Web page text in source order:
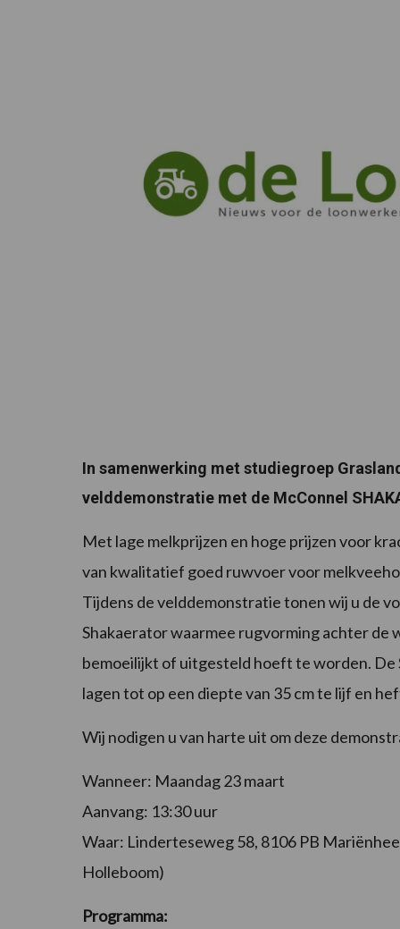
In samenwerking met studiegroep
velddemonstratie met de McConnel
Met lage melkprijzen en hoge prijzen voor
van kwalitatief goed ruwvoer voor
Tijdens de velddemonstratie tonen wij u de
Shakaerator waarmee rugvorming achter
bemoeilijkt of uitgesteld hoeft te worden.
lagen tot op een diepte van 35 cm te lijf en
Wij nodigen u van harte uit om deze
Wanneer: Maandag 23 maart
Aanvang: 13:30 uur
Waar: Linderteseweg 58, 8106 PB
Holleboom)
Programma: